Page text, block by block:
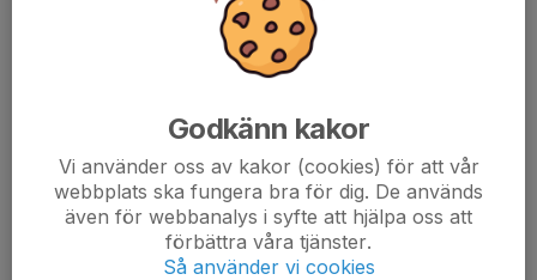
Godkänn kakor
Vi använder oss av kakor (cookies) för att vår
webbplats ska fungera bra för dig. De används
även för webbanalys i syfte att hjälpa oss att
förbättra våra tjänster.
Så använder vi cookies